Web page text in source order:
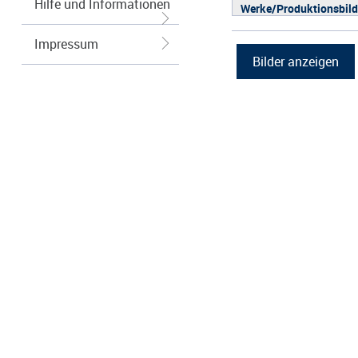
Hilfe und Informationen
Impressum
Werke/
Logos/Wort-Bildmarke